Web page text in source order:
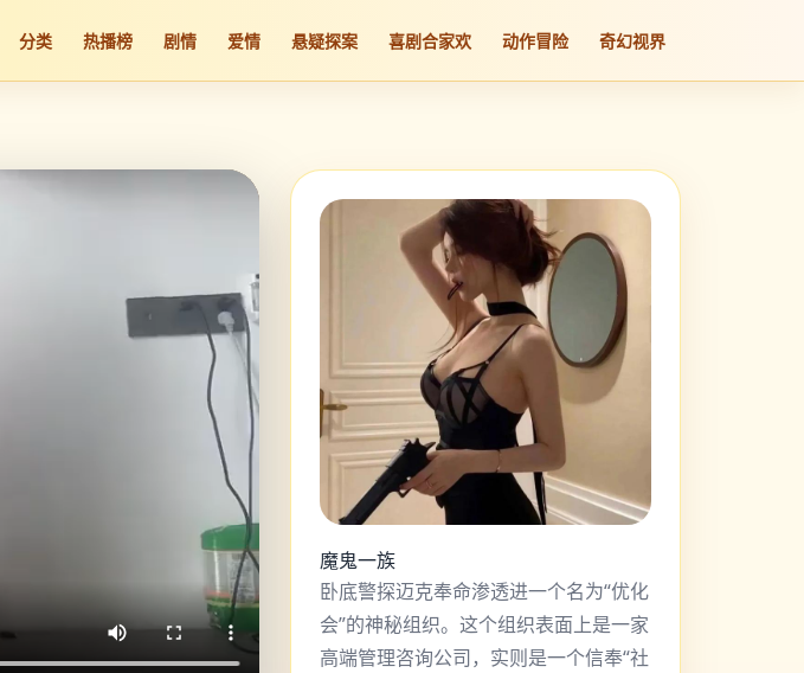
分类 热播榜 剧情 爱情 悬疑探案 喜剧合家欢 动作冒险 奇幻视界
魔鬼一族
卧底警探迈克奉命渗透进一个名为“优化
会”的神秘组织。这个组织表面上是一家
高端管理咨询公司，实则是一个信奉“社